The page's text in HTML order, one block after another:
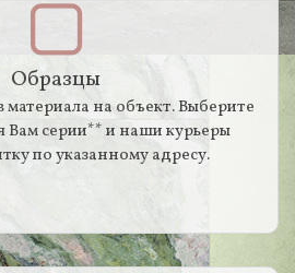
Образцы
материала на объект. Выберите
Вам серии** и наши курьеры
по указанному адресу.